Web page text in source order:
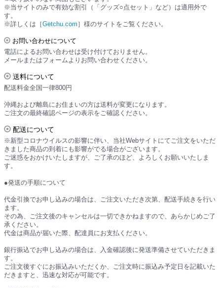
※当サイトのみで有効な割引（「グッズ○点セット」など）は適用外で
す。
※詳しくは［Getchu.com ］様のサイトをご覧ください。
お問い合わせについて
電話によるお問い合わせは受け付けておりません。
メールまたはフォームよりお問い合わせください。
送料について
配送料金全国一律800円
沖縄および離島にお住まいの方は送料が変更になります。
ご注文の最終確認ページの表示をご確認ください。
配送について
※新型コロナウイルスの影響に伴い、当社Webサイトにてご注文をいただ
きました商品の到着にも影響がでる場合がございます。
ご迷惑をおかけいたしますが、ご了承のほど、よろしくお願いいたしま
す。
●発送の手順について
代金引換でお申し込みの場合は、ご注文いただき次第、配送手続きを行い
ます。
その為、ご注文後のキャンセルは一切できかねますので、あらかじめご了
承ください。
代金は商品が届いた際、配達員にお支払ください。
銀行振込でお申し込みの場合は、入金確認後に発送準備させていただきま
す。
ご注文後すぐにお振込みいただくか、ご注文時に振込み予定日を記載いた
だきますと、迅速な対応が可能です。